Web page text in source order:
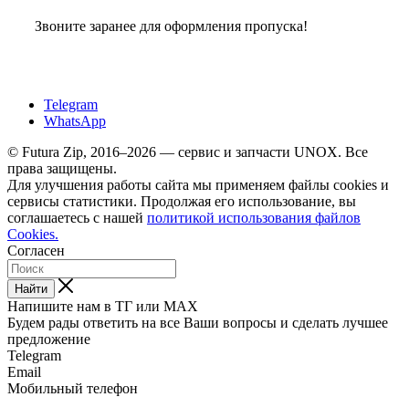
Звоните заранее для оформления пропуска!
Telegram
WhatsApp
© Futura Zip, 2016–2026 — сервис и запчасти UNOX. Все
права защищены.
Для улучшения работы сайта мы применяем файлы cookies и
сервисы статистики. Продолжая его использование, вы
соглашаетесь с нашей политикой использования файлов
Cookies.
Согласен
Найти
Напишите нам в ТГ или MAX
Будем рады ответить на все Ваши вопросы и сделать лучшее
предложение
Telegram
Email
Мобильный телефон